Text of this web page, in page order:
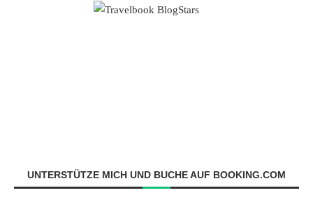
UNTERSTÜTZE MICH UND BUCHE AUF BOOKING.COM